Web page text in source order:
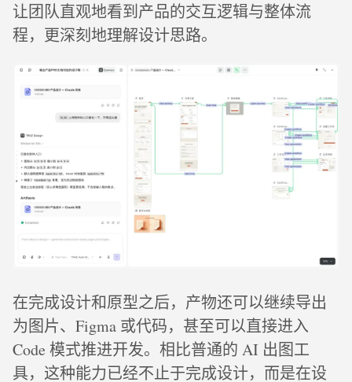
让团队直观地看到产品的交互逻辑与整体流
程，更深刻地理解设计思路。
在完成设计和原型之后，产物还可以继续导出
为图片、Figma 或代码，甚至可以直接进入
Code 模式推进开发。相比普通的 AI 出图工
具，这种能力已经不止于完成设计，而是在设